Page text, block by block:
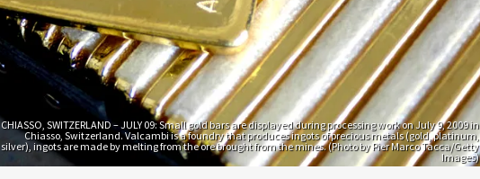
CHIASSO, SWITZERLAND – JULY 09: Small gold bars are displayed during processing work on July 9, 2009 in
Chiasso, Switzerland. Valcambi is a foundry that produces ingots of precious metals (gold, platinum,
silver), ingots are made by melting from the ore brought from the mines. (Photo by Pier Marco Tacca/Getty
Images)